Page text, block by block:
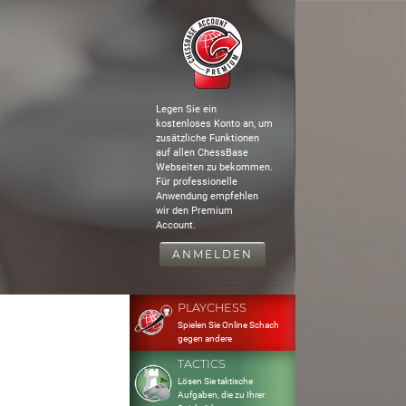
Legen Sie ein
kostenloses Konto an, um
zusätzliche Funktionen
auf allen ChessBase
Webseiten zu bekommen.
Für professionelle
Anwendung empfehlen
wir den Premium
Account.
ANMELDEN
PLAYCHESS
Spielen Sie Online Schach
gegen andere
TACTICS
Lösen Sie taktische
Aufgaben, die zu Ihrer